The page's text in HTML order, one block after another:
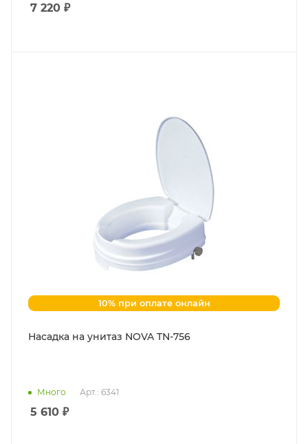
7 220 ₽
10% при оплате онлайн
Насадка на унитаз NOVA TN-756
Много Арт.: 6341
5 610 ₽